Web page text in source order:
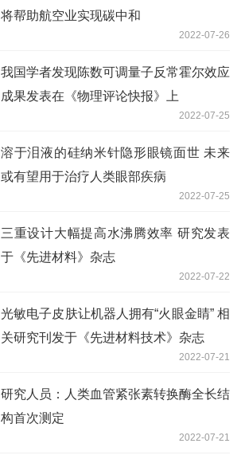
将帮助航空业实现碳中和
2022-07-26
我国学者发现陈数可调量子反常霍尔效应
成果发表在《物理评论快报》上
2022-07-25
溶于泪液的硅纳米针隐形眼镜面世 未来
或有望用于治疗人类眼部疾病
2022-07-25
三重设计大幅提高水沸腾效率 研究发表
于《先进材料》杂志
2022-07-22
光敏电子皮肤让机器人拥有“火眼金睛” 相
关研究刊发于《先进材料技术》杂志
2022-07-21
研究人员：人类血管紧张素转换酶全长结
构首次测定
2022-07-21